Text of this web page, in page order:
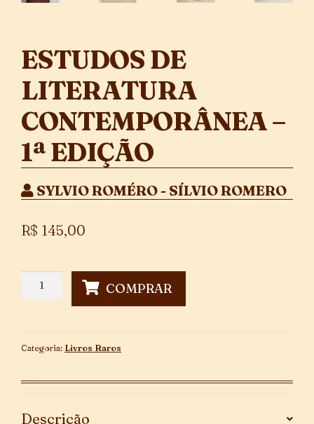
ESTUDOS DE
LITERATURA
CONTEMPORÂNEA –
1ª EDIÇÃO
SYLVIO ROMÉRO - SÍLVIO ROMERO
R$ 145,00
1ª
quantidade
COMPRAR
Categoria: Livros Raros
Descrição